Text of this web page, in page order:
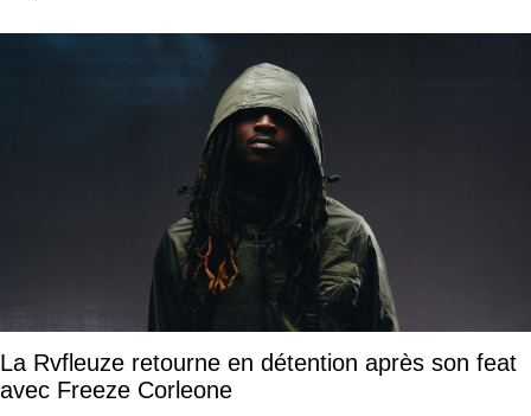
La Rvfleuze retourne en détention après son feat
avec Freeze Corleone